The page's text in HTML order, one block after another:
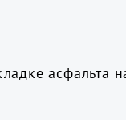
асфальта